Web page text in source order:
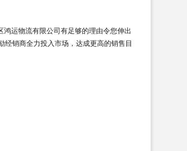
运物流有限公司有足够的理由令您伸出
销商全力投入市场，达成更高的销售目